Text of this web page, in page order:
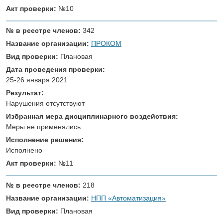
Акт проверки: №10
№ в реестре членов: 342
Название организации: ПРОКОМ
Вид проверки: Плановая
Дата проведения проверки:
25-26 января 2021
Результат:
Нарушения отсутствуют
Избранная мера дисциплинарного воздействия:
Меры не применялись
Исполнение решения:
Исполнено
Акт проверки: №11
№ в реестре членов: 218
Название организации: НПП «Автоматизация»
Вид проверки: Плановая